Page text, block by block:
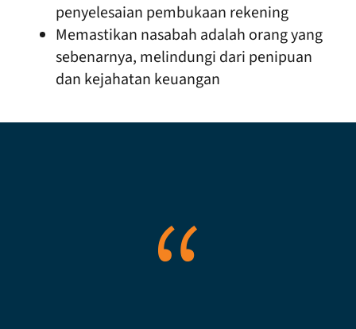
penyelesaian pembukaan rekening
Memastikan nasabah adalah orang yang
sebenarnya, melindungi dari penipuan
dan kejahatan keuangan